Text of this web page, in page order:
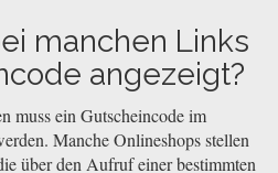
manchen Links
angezeigt?
muss ein Gutscheincode im
Manche Onlineshops stellen
über den Aufruf einer bestimmten